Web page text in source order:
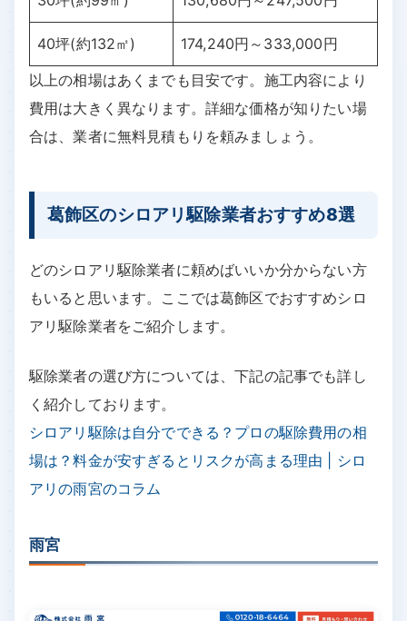
40坪(約132㎡)
174,240円～333,000円
以上の相場はあくまでも目安です。施工内容により
費用は大きく異なります。詳細な価格が知りたい場
合は、業者に無料見積もりを頼みましょう。
葛飾区のシロアリ駆除業者おすすめ8選
どのシロアリ駆除業者に頼めばいいか分からない方
もいると思います。ここでは葛飾区でおすすめシロ
アリ駆除業者をご紹介します。
駆除業者の選び方については、下記の記事でも詳し
く紹介しております。
シロアリ駆除は自分でできる？プロの駆除費用の相
場は？料金が安すぎるとリスクが高まる理由 | シロ
アリの雨宮のコラム
雨宮